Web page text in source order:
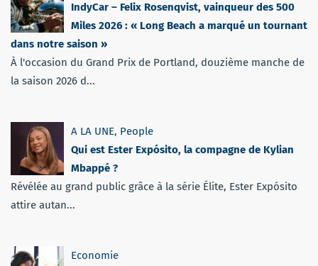
IndyCar – Felix Rosenqvist, vainqueur des 500
Miles 2026 : « Long Beach a marqué un tournant
dans notre saison »
À l'occasion du Grand Prix de Portland, douzième manche de
la saison 2026 d...
A LA UNE, People
Qui est Ester Expósito, la compagne de Kylian
Mbappé ?
Révélée au grand public grâce à la série Élite, Ester Expósito
attire autan...
Economie